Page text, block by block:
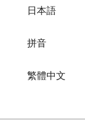
日本語
拼音
繁體中文